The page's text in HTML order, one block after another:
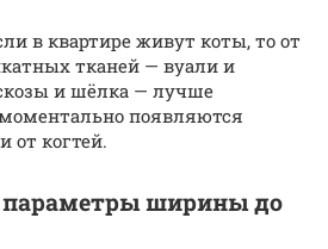
в квартире живут коты, то от
тканей — вуали и
и шёлка — лучше
появляются
от когтей.
ширины до